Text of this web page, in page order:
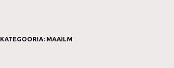
KATEGOORIA: MAAILM